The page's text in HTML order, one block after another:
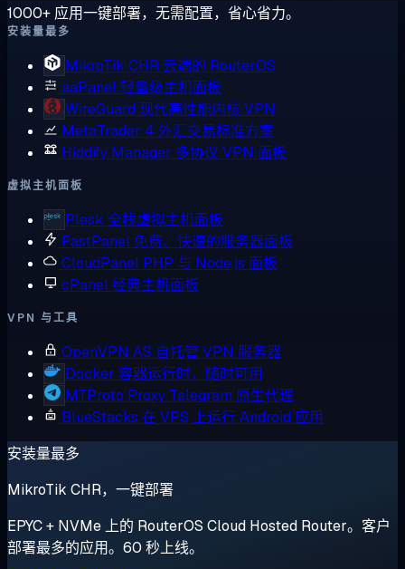
1000+ 应用一键部署，无需配置，省心省力。
安装量最多
MikroTik CHR 云端的 RouterOS
aaPanel轻量级主机面板
WireGuard 现代高性能内核 VPN
MetaTrader 4 外汇交易标准方案
Hiddify Manager 多协议 VPN 面板
虚拟主机面板
Plesk 全栈虚拟主机面板
FastPanel 免费、快速的服务器面板
CloudPanel PHP 与 Node.js 面板
cPanel经典主机面板
VPN 与工具
OpenVPN AS 自托管 VPN 服务器
Docker 容器运行时，随时可用
MTProto Proxy Telegram 原生代理
BlueStacks 在 VPS 上运行 Android 应用
安装量最多
MikroTik CHR，一键部署
EPYC + NVMe 上的 RouterOS Cloud Hosted Router。客户
部署最多的应用。60 秒上线。